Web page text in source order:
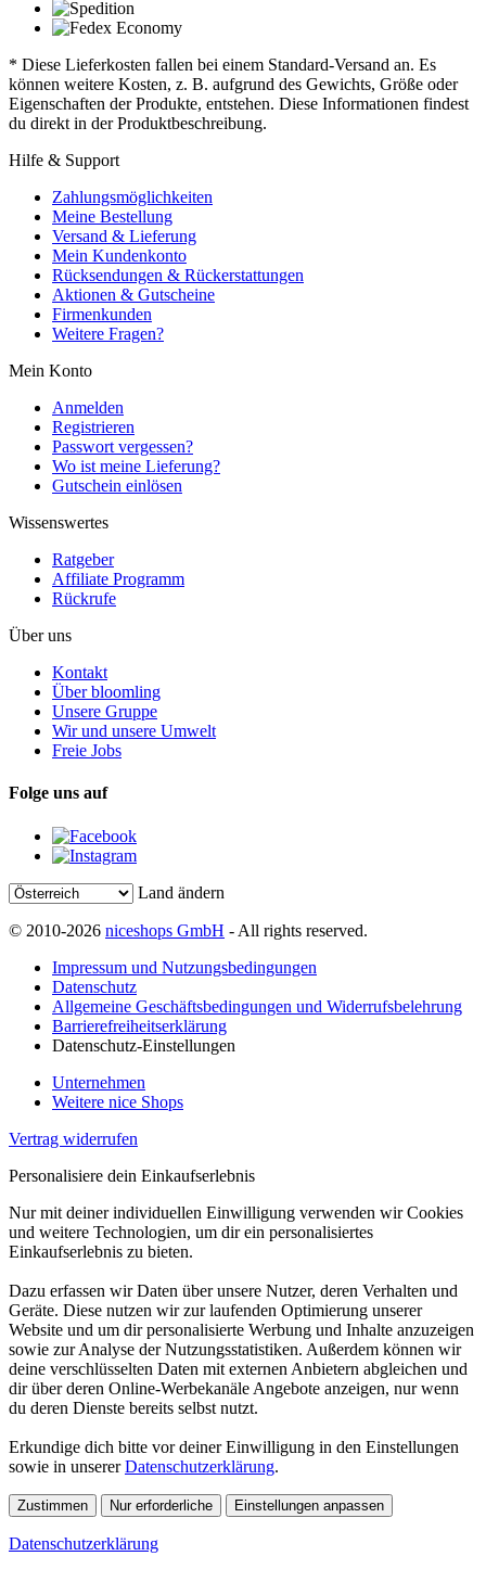
* Diese Lieferkosten fallen bei einem Standard-Versand an. Es
können weitere Kosten, z. B. aufgrund des Gewichts, Größe oder
Eigenschaften der Produkte, entstehen. Diese Informationen findest
du direkt in der Produktbeschreibung.
Hilfe & Support
Zahlungsmöglichkeiten
Meine Bestellung
Versand & Lieferung
Mein Kundenkonto
Rücksendungen & Rückerstattungen
Aktionen & Gutscheine
Firmenkunden
Weitere Fragen?
Mein Konto
Anmelden
Registrieren
Passwort vergessen?
Wo ist meine Lieferung?
Gutschein einlösen
Wissenswertes
Ratgeber
Affiliate Programm
Rückrufe
Über uns
Kontakt
Über bloomling
Unsere Gruppe
Wir und unsere Umwelt
Freie Jobs
Folge uns auf
Land ändern
© 2010-2026 niceshops GmbH - All rights reserved.
Impressum und Nutzungsbedingungen
Datenschutz
Allgemeine Geschäftsbedingungen und Widerrufsbelehrung
Barrierefreiheitserklärung
Datenschutz-Einstellungen
Unternehmen
Weitere nice Shops
Vertrag widerrufen
Personalisiere dein Einkaufserlebnis
Nur mit deiner individuellen Einwilligung verwenden wir Cookies
und weitere Technologien, um dir ein personalisiertes
Einkaufserlebnis zu bieten.
Dazu erfassen wir Daten über unsere Nutzer, deren Verhalten und
Geräte. Diese nutzen wir zur laufenden Optimierung unserer
Website und um dir personalisierte Werbung und Inhalte anzuzeigen
sowie zur Analyse der Nutzungsstatistiken. Außerdem können wir
deine verschlüsselten Daten mit externen Anbietern abgleichen und
dir über deren Online-Werbekanäle Angebote anzeigen, nur wenn
du deren Dienste bereits selbst nutzt.
Erkundige dich bitte vor deiner Einwilligung in den Einstellungen
sowie in unsererDatenschutzerklärung.
Zustimmen Nur erforderliche Einstellungen anpassen
Datenschutzerklärung